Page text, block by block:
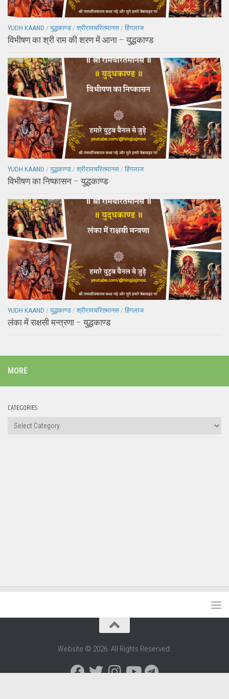
YUDH KAAND / युद्धकाण्ड / श्रीरामचरितमानस / हिंगलाज
विभीषण का श्री राम की शरण में आना – युद्धकाण्ड
YUDH KAAND / युद्धकाण्ड / श्रीरामचरितमानस / हिंगलाज
विभीषण का निष्कासन – युद्धकाण्ड
YUDH KAAND / युद्धकाण्ड / श्रीरामचरितमानस / हिंगलाज
लंका में राक्षसी मन्त्रणा – युद्धकाण्ड
MORE
CATEGORIES
Categories
Website © 2026. All Rights Reserved.